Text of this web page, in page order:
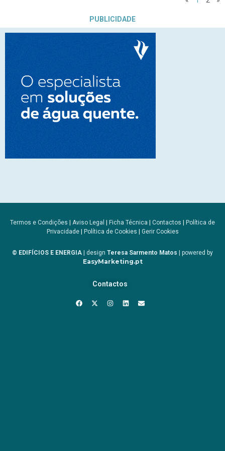
PUBLICIDADE
Termos e Condições | Aviso Legal | Ficha Técnica | Contactos | Política de
Privacidade| Política de Cookies | Gerir Cookies
© EDIFÍCIOS E ENERGIA | design Teresa Sarmento Matos | powered by
EasyMarketing.pt
Contactos